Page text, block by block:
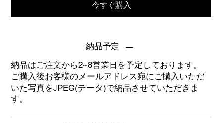
今すぐ購入
納品予定
納品はご注文から2~8営業日を予定しております。
ご購入後お客様のメールアドレス宛にご購入いただ
いた写真をJPEG(データ)で納品させていただきま
す。